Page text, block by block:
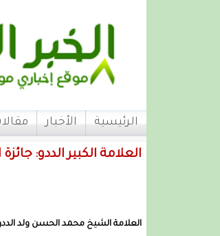
الرئيسية الأخبار
العلامة الكبير الددو:
العلامة الشيخ محمد الحسن ولد